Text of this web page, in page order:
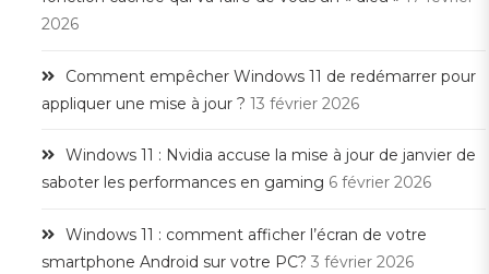
2026
Comment empêcher Windows 11 de redémarrer pour
appliquer une mise à jour ? 13 février 2026
Windows 11 : Nvidia accuse la mise à jour de janvier de
saboter les performances en gaming 6 février 2026
Windows 11 : comment afficher l’écran de votre
smartphone Android sur votre PC? 3 février 2026